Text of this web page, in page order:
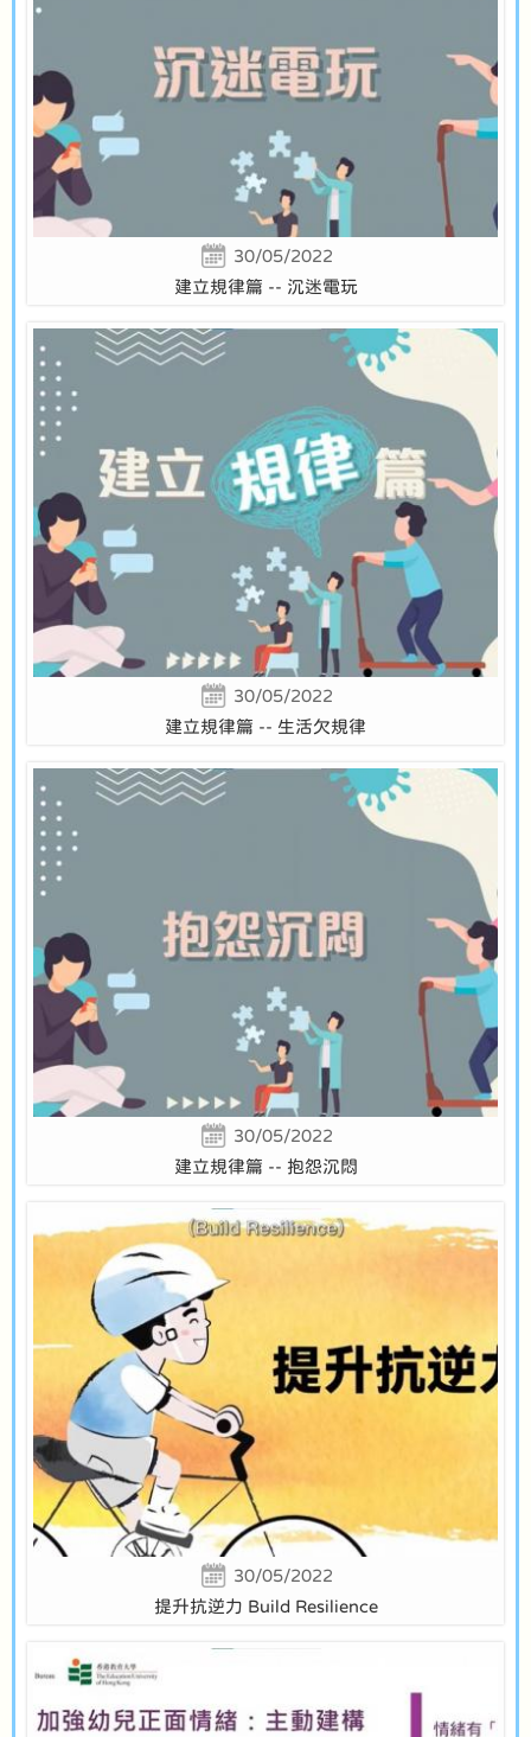
30/05/2022
建立規律篇 -- 沉迷電玩
30/05/2022
建立規律篇 -- 生活欠規律
30/05/2022
建立規律篇 -- 抱怨沉悶
30/05/2022
提升抗逆力 Build Resilience